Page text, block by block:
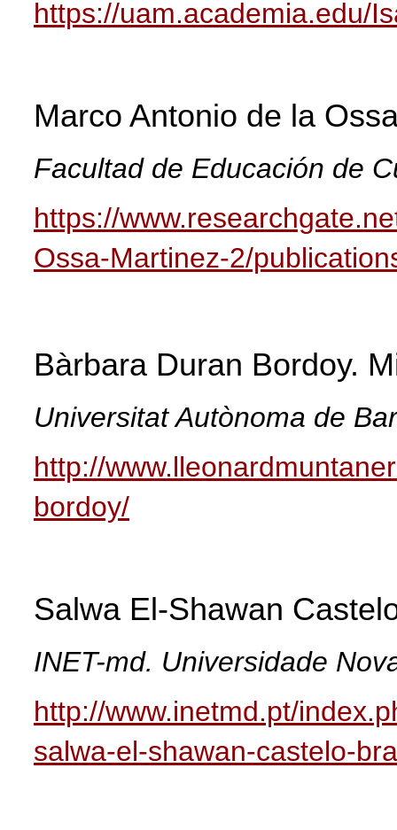
https://uam.academia.edu/
Marco Antonio de la
Facultad de Educación de
https://
Ossa-Martinez-2/
Bàrbara Duran Bordoy.
Universitat Autònoma de
http://
bordoy/
Salwa El-Shawan
INET-md. Universidade
http://www.inetmd.pt/
salwa-el-shawan-castelo-